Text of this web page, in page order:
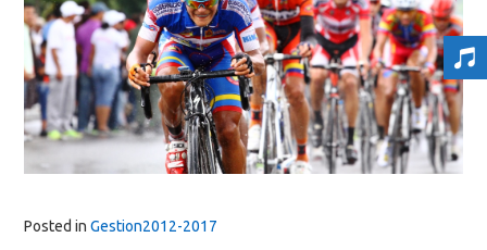
Posted in Gestion2012-2017